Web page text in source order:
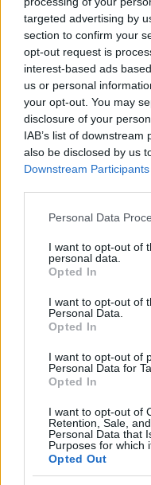
targeted advertising by
section to confirm your
opt-out request is
interest-based ads
us or personal
your opt-out. You may
disclosure of your
IAB’s list of
also be disclosed by us
Downstream Participants
Please note that this
not limited to your visit
grant or deny consent
use your data for below
consent section.
Personal Data
I want to opt-out of
personal data.
Opted In
I want to opt-out of
Personal Data.
Opted In
I want to opt-out of
Personal Data for
Opted In
I want to opt-out of
Retention, Sale,
Personal Data that
Purposes for which
Opted Out
és díszes épületek,
szertartások
magyar állam
legfőbb állami…
A Budai Vár
ostromig
Konzervatorium•2009.
Budapest
két partján és
lábánál, a város
középületeinek
látogatóban egy
keltik. Mi magyarok
"Megint szép
Budavári
smalladam•2008.
Nem az
tegyem a
a Budavári Palotáról
kíváncsiság. Adott a